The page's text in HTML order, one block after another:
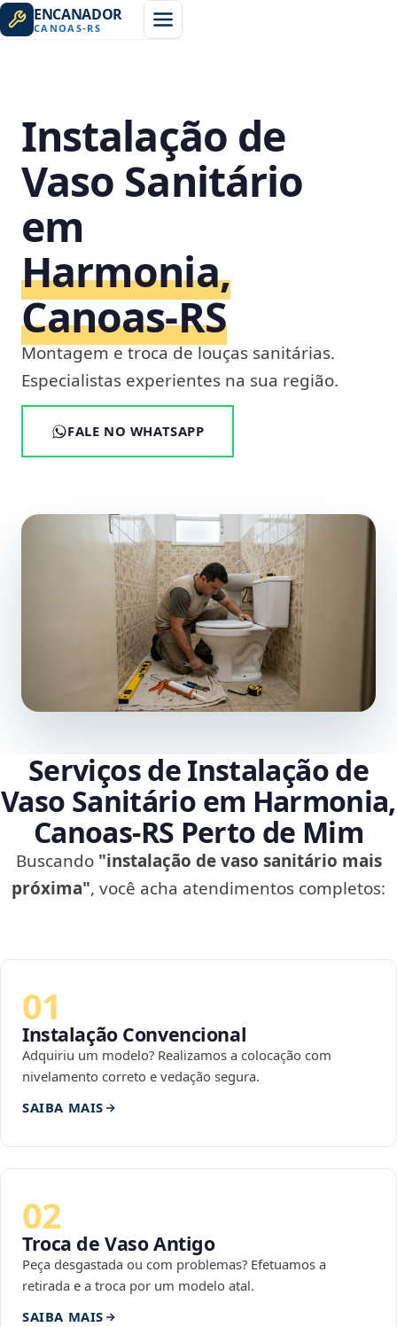
ENCANADOR
CANOAS-RS
Instalação de
Vaso Sanitário
em
Harmonia,
Canoas‑RS
Montagem e troca de louças sanitárias.
Especialistas experientes na sua região.
FALE NO WHATSAPP
Serviços de Instalação de
Vaso Sanitário em Harmonia,
Canoas‑RS Perto de Mim
Buscando "instalação de vaso sanitário mais
próxima", você acha atendimentos completos:
01
Instalação Convencional
Adquiriu um modelo? Realizamos a colocação com
nivelamento correto e vedação segura.
SAIBA MAIS
02
Troca de Vaso Antigo
Peça desgastada ou com problemas? Efetuamos a
retirada e a troca por um modelo atal.
SAIBA MAIS